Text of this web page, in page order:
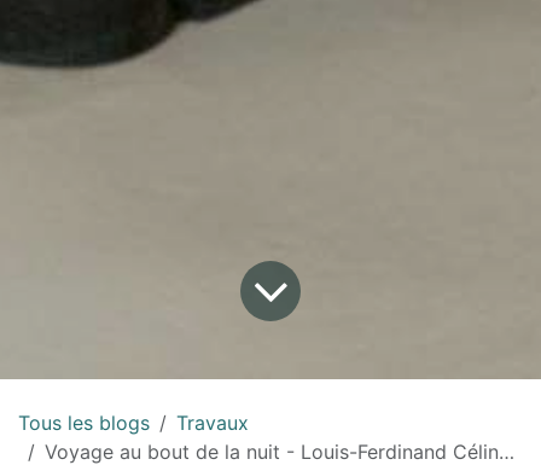
Tous les blogs
Travaux
Voyage au bout de la nuit - Louis-Ferdinand Céline - 1932